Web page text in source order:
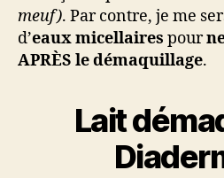
meuf). Par contre, je me
d’eaux micellaires pour
APRÈS le démaquillage.
Lait